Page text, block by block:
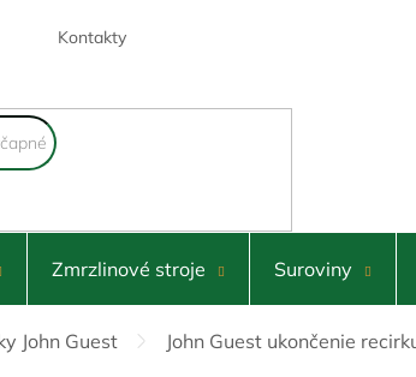
Kontakty
Zmrzlinové stroje Suroviny
John Guest John Guest ukončenie